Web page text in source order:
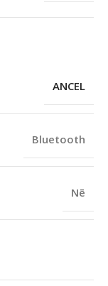
ANCEL
Bluetooth
Nē